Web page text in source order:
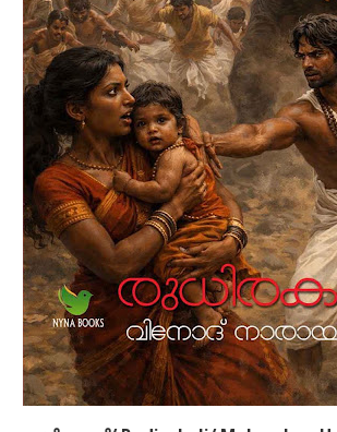
സ്നേഹമര്‍മരങ്ങളുടെ ദീപ്തിയുണര്‍ത്തുന്ന
കവിതകളുടെ സമാഹാരമാണ് ഈ
മുമ്പ് മൂന്നു പുസ്തകങ്ങള്‍ എഴുതിയ
ജോസഫിന്‍റെ തൂലികയില്‍ നിന്നും
സൗന്ദര്യത്തിന്‍റെയും
സന്തോഷത്തിന്‍റെയും
വിരഹത്തിന്‍റെയും പകര്‍ന്നാട്ടങ്ങള്‍
ഉള്ളടക്കത്തില്‍ നിഴലായും
വന്നെത്തുന്നു.